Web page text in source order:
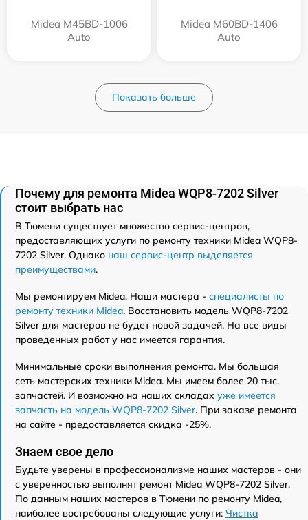
Midea M45BD-1006
Auto
Midea M60BD-1406
Auto
Показать больше
Почему для ремонта Midea WQP8-7202 Silver
стоит выбрать нас
В Тюмени существует множество сервис-центров,
предоставляющих услуги по ремонту техники Midea WQP8-
7202 Silver. Однако наш сервис-центр выделяется
преимуществами.
Мы ремонтируем Midea. Наши мастера - специалисты по
ремонту техники Midea. Восстановить модель WQP8-7202
Silver для мастеров не будет новой задачей. На все виды
проведенных работ у нас имеется гарантия.
Минимальные сроки выполнения ремонта. Мы большая
сеть мастерских техники Midea. Мы имеем более 20 тыс.
запчастей. И возможно на наших складах уже имеется
запчасть на модель WQP8-7202 Silver. При заказе ремонта
на сайте - предоставляется скидка -25%.
Знаем свое дело
Будьте уверены в профессионализме наших мастеров - они
с уверенностью выполнят ремонт Midea WQP8-7202 Silver.
По данным наших мастеров в Тюмени по ремонту Midea,
наиболее востребованы следующие услуги: Чистка